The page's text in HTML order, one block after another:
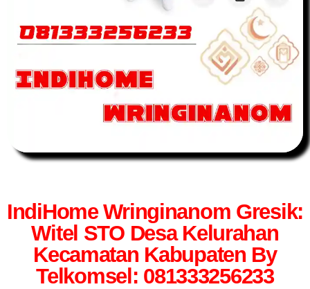
IndiHome Wringinanom Gresik:
Witel STO Desa Kelurahan
Kecamatan Kabupaten By
Telkomsel: 081333256233